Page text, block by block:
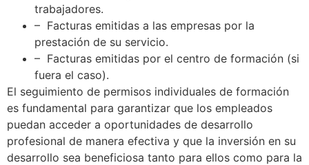
trabajadores.
– Facturas emitidas a las empresas por la
prestación de su servicio.
– Facturas emitidas por el centro de formación (si
fuera el caso).
El seguimiento de permisos individuales de formación
es fundamental para garantizar que los empleados
puedan acceder a oportunidades de desarrollo
profesional de manera efectiva y que la inversión en su
desarrollo sea beneficiosa tanto para ellos como para la